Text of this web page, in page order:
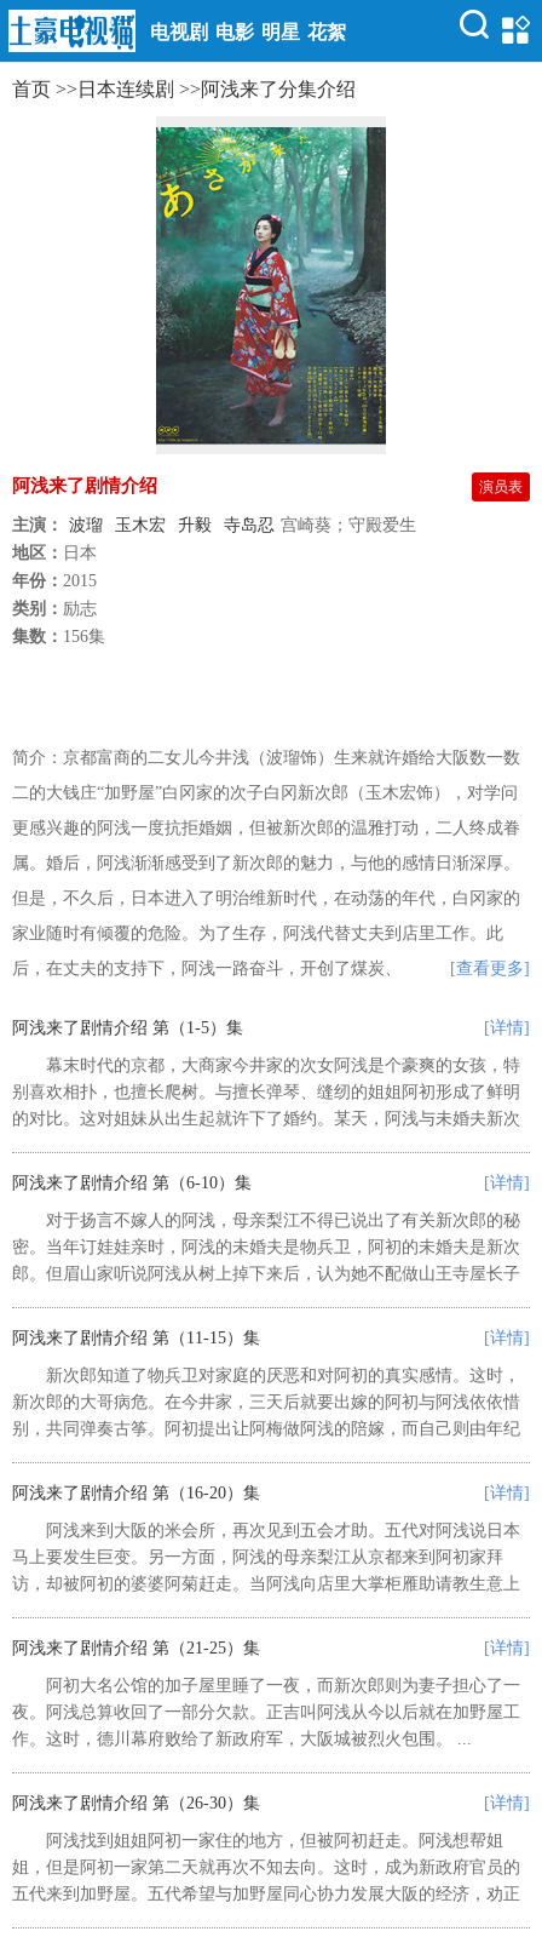
电视剧 电影 明星 花絮
首页 >>日本连续剧 >>阿浅来了分集介绍
阿浅来了剧情介绍 演员表
主演： 波瑠 宫崎葵；守殿爱生
玉木宏 升毅
寺岛忍
地区： 日本
年份： 2015
类别： 励志
集数： 156集
简介：京都富商的二女儿今井浅（波瑠饰）生来就许婚给大阪数一数
二的大钱庄“加野屋”白冈家的次子白冈新次郎（玉木宏饰），对学问
更感兴趣的阿浅一度抗拒婚姻，但被新次郎的温雅打动，二人终成眷
属。婚后，阿浅渐渐感受到了新次郎的魅力，与他的感情日渐深厚。
但是，不久后，日本进入了明治维新时代，在动荡的年代，白冈家的
家业随时有倾覆的危险。为了生存，阿浅代替丈夫到店里工作。此
后，在丈夫的支持下，阿浅一路奋斗，开创了煤炭、
[查看更多]
阿浅来了剧情介绍 第（1-5）集 [详情]
幕末时代的京都，大商家今井家的次女阿浅是个豪爽的女孩，特
别喜欢相扑，也擅长爬树。与擅长弹琴、缝纫的姐姐阿初形成了鲜明
的对比。这对姐妹从出生起就许下了婚约。某天，阿浅与未婚夫新次
阿浅来了剧情介绍 第（6-10）集 [详情]
对于扬言不嫁人的阿浅，母亲梨江不得已说出了有关新次郎的秘
密。当年订娃娃亲时，阿浅的未婚夫是物兵卫，阿初的未婚夫是新次
郎。但眉山家听说阿浅从树上掉下来后，认为她不配做山王寺屋长子
然应允，说自己喜欢阿浅。拿着...
阿浅来了剧情介绍 第（11-15）集 [详情]
新次郎知道了物兵卫对家庭的厌恶和对阿初的真实感情。这时，
新次郎的大哥病危。在今井家，三天后就要出嫁的阿初与阿浅依依惜
别，共同弹奏古筝。阿初提出让阿梅做阿浅的陪嫁，而自己则由年纪
阿浅来了剧情介绍 第（16-20）集 [详情]
阿浅来到大阪的米会所，再次见到五会才助。五代对阿浅说日本
马上要发生巨变。另一方面，阿浅的母亲梨江从京都来到阿初家拜
访，却被阿初的婆婆阿菊赶走。当阿浅向店里大掌柜雁助请教生意上
随新的风潮。当天晚上，为了弄清...
阿浅来了剧情介绍 第（21-25）集 [详情]
阿初大名公馆的加子屋里睡了一夜，而新次郎则为妻子担心了一
夜。阿浅总算收回了一部分欠款。正吉叫阿浅从今以后就在加野屋工
作。这时，德川幕府败给了新政府军，大阪城被烈火包围。 ...
阿浅来了剧情介绍 第（26-30）集 [详情]
阿浅找到姐姐阿初一家住的地方，但被阿初赶走。阿浅想帮姐
姐，但是阿初一家第二天就再次不知去向。这时，成为新政府官员的
五代来到加野屋。五代希望与加野屋同心协力发展大阪的经济，劝正